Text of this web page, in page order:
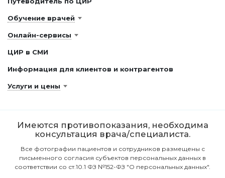
Обучение врачей
Онлайн-сервисы
ЦИР в СМИ
Информация для клиентов и контрагентов
Услуги и цены
Имеются противопоказания, необходима
консультация врача/специалиста.
Все фотографии пациентов и сотрудников размещены с
письменного согласия субъектов персональных данных в
соответствии со ст.10.1 ФЗ №152-ФЗ "О персональных данных".